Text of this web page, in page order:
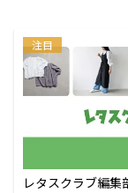
注目
レタスクラブ編集